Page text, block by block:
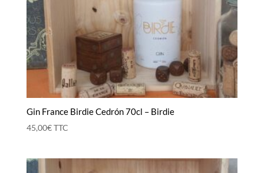
Gin France Birdie Cedrón 70cl – Birdie
45,00€TTC